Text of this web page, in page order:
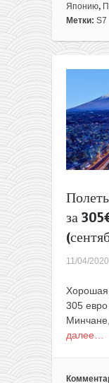
Москвы
и
в
Таиланд
и
Вьетнам
от
277€
Японию,
Метки: S7
за
11/04/2020
305
далее…